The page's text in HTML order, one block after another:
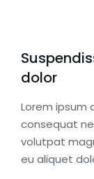
dolor
Lorem ipsum
consequat
volutpat
eu aliquet